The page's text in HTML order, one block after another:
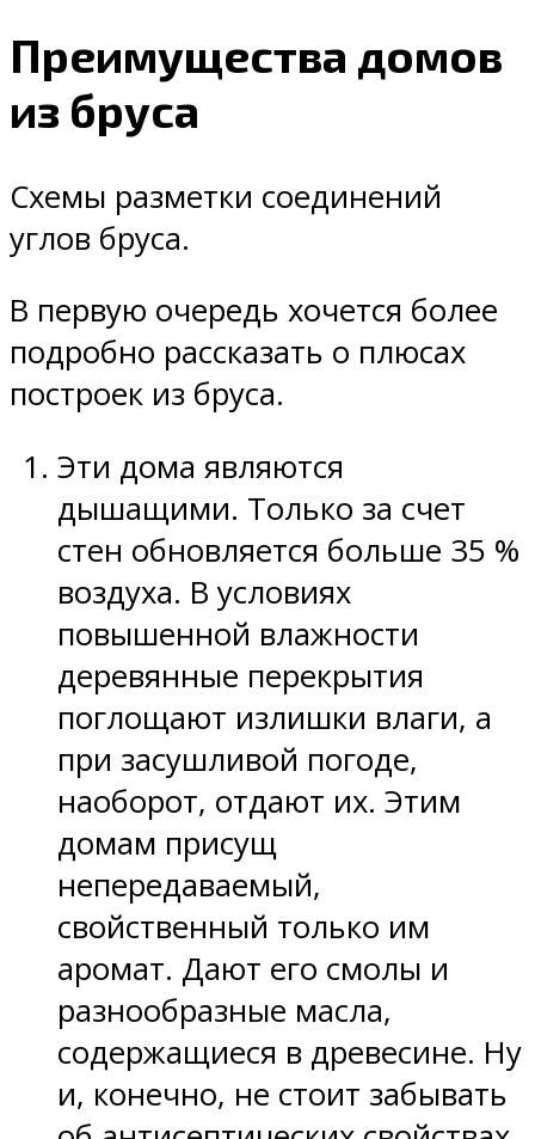
Преимущества домов
из бруса
Схемы разметки соединений
углов бруса.
В первую очередь хочется более
подробно рассказать о плюсах
построек из бруса.
Эти дома являются
дышащими. Только за счет
стен обновляется больше 35 %
воздуха. В условиях
повышенной влажности
деревянные перекрытия
поглощают излишки влаги, а
при засушливой погоде,
наоборот, отдают их. Этим
домам присущ
непередаваемый,
свойственный только им
аромат. Дают его смолы и
разнообразные масла,
содержащиеся в древесине. Ну
и, конечно, не стоит забывать